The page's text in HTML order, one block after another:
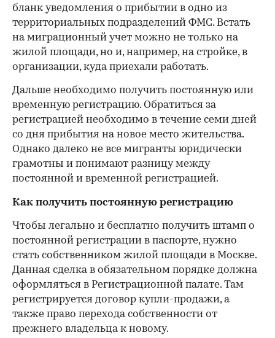
бланк уведомления о прибытии в одно из
территориальных подразделений ФМС. Встать
на миграционный учет можно не только на
жилой площади, но и, например, на стройке, в
организации, куда приехали работать.
Дальше необходимо получить постоянную или
временную регистрацию. Обратиться за
регистрацией необходимо в течение семи дней
со дня прибытия на новое место жительства.
Однако далеко не все мигранты юридически
грамотны и понимают разницу между
постоянной и временной регистрацией.
00:00 00:00
Как получить постоянную регистрацию
Чтобы легально и бесплатно получить штамп о
постоянной регистрации в паспорте, нужно
стать собственником жилой площади в Москве.
Данная сделка в обязательном порядке должна
оформляться в Регистрационной палате. Там
регистрируется договор купли-продажи, а
также право перехода собственности от
прежнего владельца к новому.